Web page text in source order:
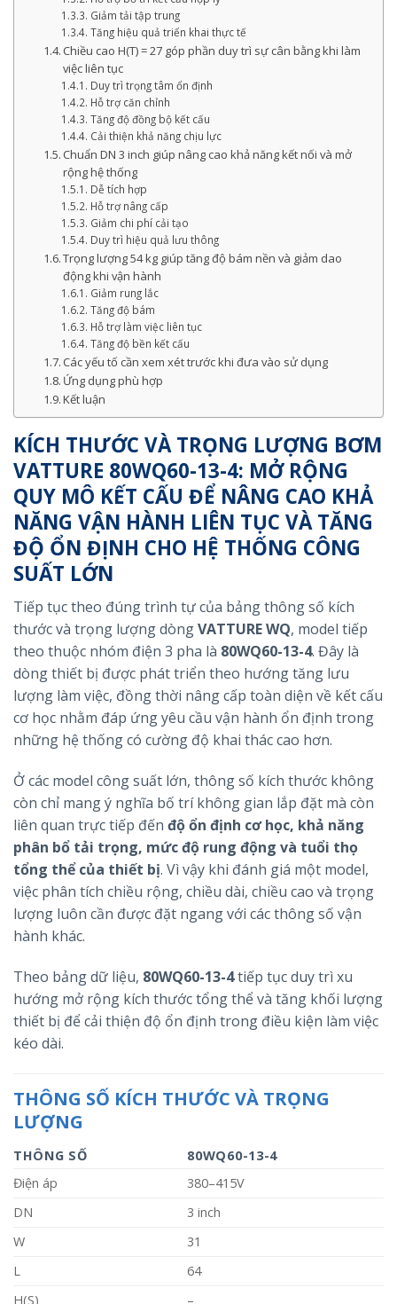
Giảm tải tập trung
Tăng hiệu quả triển khai thực tế
Chiều cao H(T) = 27 góp phần duy trì sự cân bằng khi làm
việc liên tục
Duy trì trọng tâm ổn định
Hỗ trợ căn chỉnh
Tăng độ đồng bộ kết cấu
Cải thiện khả năng chịu lực
Chuẩn DN 3 inch giúp nâng cao khả năng kết nối và mở
rộng hệ thống
Dễ tích hợp
Hỗ trợ nâng cấp
Giảm chi phí cải tạo
Duy trì hiệu quả lưu thông
Trọng lượng 54 kg giúp tăng độ bám nền và giảm dao
động khi vận hành
Giảm rung lắc
Tăng độ bám
Hỗ trợ làm việc liên tục
Tăng độ bền kết cấu
Các yếu tố cần xem xét trước khi đưa vào sử dụng
Ứng dụng phù hợp
Kết luận
KÍCH THƯỚC VÀ TRỌNG LƯỢNG BƠM
VATTURE 80WQ60-13-4: MỞ RỘNG
QUY MÔ KẾT CẤU ĐỂ NÂNG CAO KHẢ
NĂNG VẬN HÀNH LIÊN TỤC VÀ TĂNG
ĐỘ ỔN ĐỊNH CHO HỆ THỐNG CÔNG
SUẤT LỚN
Tiếp tục theo đúng trình tự của bảng thông số kích
thước và trọng lượng dòngVATTURE WQ, model tiếp
theo thuộc nhóm điện 3 pha là 80WQ60-13-4. Đây là
dòng thiết bị được phát triển theo hướng tăng lưu
lượng làm việc, đồng thời nâng cấp toàn diện về kết cấu
cơ học nhằm đáp ứng yêu cầu vận hành ổn định trong
những hệ thống có cường độ khai thác cao hơn.
Ở các model công suất lớn, thông số kích thước không
còn chỉ mang ý nghĩa bố trí không gian lắp đặt mà còn
liên quan trực tiếp đến độ ổn định cơ học, khả năng
phân bổ tải trọng, mức độ rung động và tuổi thọ
tổng thể của thiết bị. Vì vậy khi đánh giá một model,
việc phân tích chiều rộng, chiều dài, chiều cao và trọng
lượng luôn cần được đặt ngang với các thông số vận
hành khác.
Theo bảng dữ liệu, 80WQ60-13-4tiếp tục duy trì xu
hướng mở rộng kích thước tổng thể và tăng khối lượng
thiết bị để cải thiện độ ổn định trong điều kiện làm việc
kéo dài.
THÔNG SỐ KÍCH THƯỚC VÀ TRỌNG
LƯỢNG
THÔNG SỐ
80WQ60-13-4
Điện áp
380–415V
DN
3 inch
W
31
L
64
H(S)
–